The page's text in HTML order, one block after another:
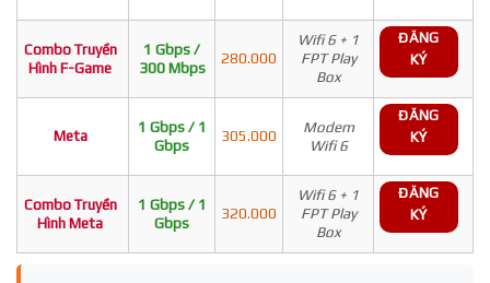
Combo Truyền
Hình F-Game
1 Gbps /
300 Mbps
280.000
Wifi 6 + 1
FPT Play
Box
ĐĂNG
KÝ
Meta
1 Gbps / 1
Gbps
305.000
Modem
Wifi 6
ĐĂNG
KÝ
Combo Truyền
Hình Meta
1 Gbps / 1
Gbps
320.000
Wifi 6 + 1
FPT Play
Box
ĐĂNG
KÝ